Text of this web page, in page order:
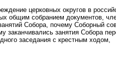
церковных округов в
общим собранием документов,
Собора, почему Соборный
заканчивались занятия Собора
заседания с крестным ходом,